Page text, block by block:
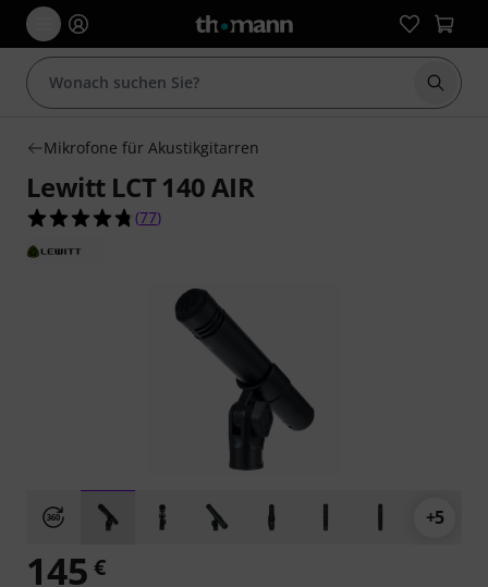
Suche
Mikrofone für Akustikgitarren
Lewitt LCT 140 AIR
4.8 von 5 Sternen aus 77 Kundenbewertungen
(77)
+5
145 €